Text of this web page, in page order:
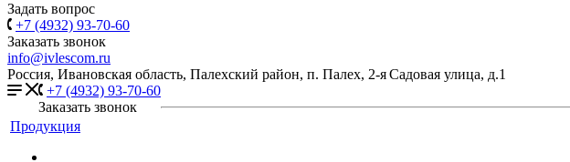
Задать вопрос
+7 (4932) 93-70-60
Заказать звонок
info@ivlescom.ru
Россия, Ивановская область, Палехский район, п. Палех, 2-я Садовая улица, д.1
+7 (4932) 93-70-60
Заказать звонок
Продукция